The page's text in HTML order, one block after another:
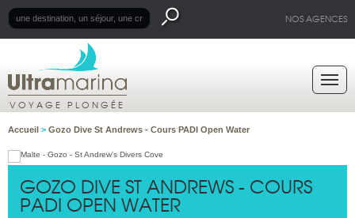
NOS AGENCES
VOYAGE PLONGÉE
Accueil > Gozo Dive St Andrews - Cours PADI Open Water
GOZO DIVE ST ANDREWS - COURS
PADI OPEN WATER